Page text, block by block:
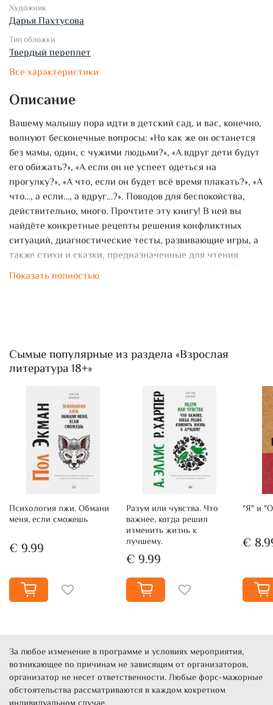
Художник
Дарья Пахтусова
Тип обложки
Твердый переплет
Все характеристики
Описание
Вашему малышу пора идти в детский сад, и вас, конечно,
волнуют бесконечные вопросы: «Но как же он останется
без мамы, один, с чужими людьми?», «А вдруг дети будут
его обижать?», «А если он не успеет одеться на
прогулку?», «А что, если он будет всё время плакать?», «А
что…, а если…, а вдруг…?». Поводов для беспокойства,
действительно, много. Прочтите эту книгу! В ней вы
найдёте конкретные рецепты решения конфликтных
ситуаций, диагностические тесты, развивающие игры, а
также стихи и сказки, предназначенные для чтения
ребёнку – всё то, что поможет вашей семье БЕЗ СЛЁЗ
Показать полностью
Сымые популярные из раздела «Взрослая
литература 18+»
Психология лжи. Обмани
меня, если сможешь
€ 9.99
Разум или чувства. Что
важнее, когда решил
изменить жизнь к
лучшему.
€ 9.99
"Я" и
€
За любое изменение в программе и условиях мероприятия,
возникающее по причинам не зависящим от организаторов,
организатор не несет ответственности. Любые форс-мажорные
обстоятельства рассматриваются в каждом кокретном